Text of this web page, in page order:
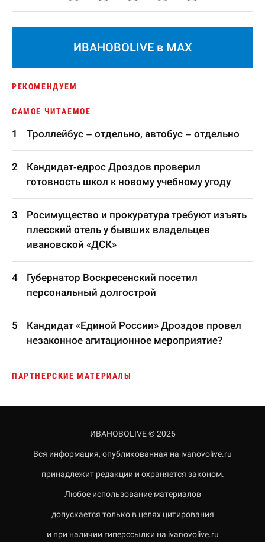
ИВАНОВОLIVE в MAX
РЕКОМЕНДУЕМ
САМОЕ ЧИТАЕМОЕ
Троллейбус – отдельно, автобус – отдельно
Кандидат-едрос Дроздов проверил
готовность школ к новому учебному угоду
Росимущество и прокуратура требуют изъять
плесский отель у бывших владельцев
ивановской «ДСК»
Губернатор Воскресенский посетил
персональный долгострой
Кандидат «Единой России» Дроздов провел
незаконное агитационное мероприятие?
ПАРТНЕРСКИЕ МАТЕРИАЛЫ
ИВАНОВОLIVE © 2026
Вся информация, опубликованная на ivanovolive.ru
принадлежит редакции и охраняется законом.
Любое использование материалов
допускается только в целях цитирования
и при наличии гиперссылки на ivanovolive.ru